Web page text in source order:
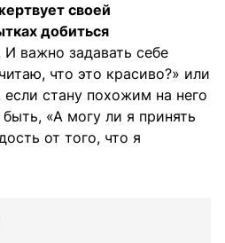
своей
добиться
И важно задавать себе
что это красиво?» или
если стану похожим на него
«А могу ли я принять
от того, что я